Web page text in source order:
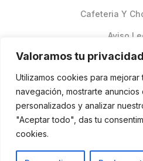
Valoramos tu privacidad
Utilizamos cookies para
navegación, mostrarte anuncios
personalizados y analizar
"Aceptar todo", das tu
cookies.
Cafeteria Y
Aviso
Pedidos